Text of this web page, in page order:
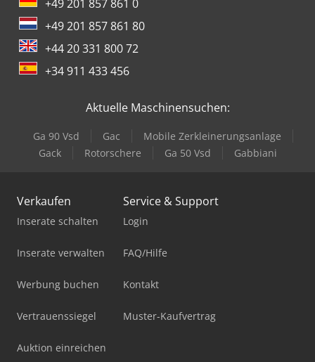
+49 201 857 861 0
+49 201 857 861 80
+44 20 331 800 72
+34 911 433 456
Aktuelle Maschinensuchen:
Ga 90 Vsd Gac
Mobile Zerkleinerungsanlage
Gack
Rotorschere Ga 50 Vsd Gabbiani
Verkaufen
Inserate schalten
Inserate verwalten
Werbung buchen
Vertrauenssiegel
Auktion einreichen
Service & Support
Login
FAQ/Hilfe
Kontakt
Muster-Kaufvertrag